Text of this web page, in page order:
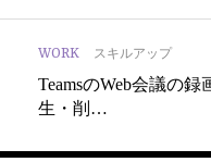
WORK スキルアップ
TeamsのWeb会議の
生・削…